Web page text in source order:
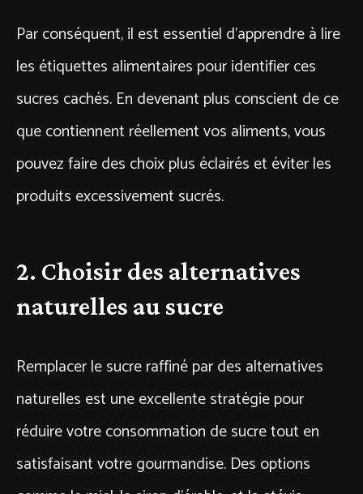
Par conséquent, il est essentiel d’apprendre à lire
les étiquettes alimentaires pour identifier ces
sucres cachés. En devenant plus conscient de ce
que contiennent réellement vos aliments, vous
pouvez faire des choix plus éclairés et éviter les
produits excessivement sucrés.
2. Choisir des alternatives
naturelles au sucre
Remplacer le sucre raffiné par des alternatives
naturelles est une excellente stratégie pour
réduire votre consommation de sucre tout en
satisfaisant votre gourmandise. Des options